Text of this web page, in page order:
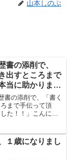
山本しのぶ
書の添削で、
出すところまで
当に助かりまし
の添削で、「書く
まで手伝って頂
た！！」こんにち
ら、ご感想を頂き
す。...
１歳になりまし